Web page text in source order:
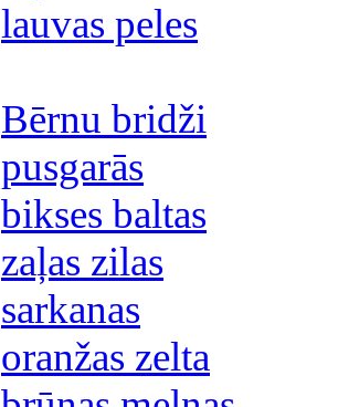
lauvas peles
Bērnu bridži
pusgarās
bikses baltas
zaļas zilas
sarkanas
oranžas zelta